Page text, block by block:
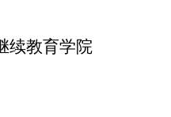
续教育学院